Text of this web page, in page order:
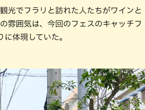
光でフラリと訪れた人たちがワインと
雰囲気は、今回のフェスのキャッチフ
体現していた。